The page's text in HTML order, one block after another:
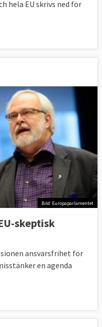
hela EU skrivs ned för
Bild: Europaparlamentet
skeptisk
ansvarsfrihet för
en agenda